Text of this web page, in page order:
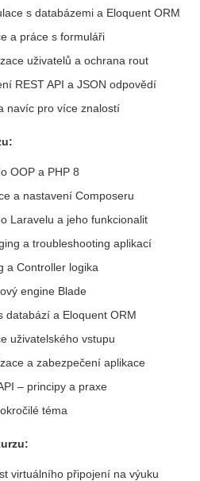
s databázemi a Eloquent ORM
a práce s formuláři
uživatelů a ochrana rout
REST API a JSON odpovědí
navíc pro více znalostí
OOP a PHP 8
a nastavení Composeru
Laravelu a jeho funkcionalit
a troubleshooting aplikací
a Controller logika
engine Blade
databází a Eloquent ORM
uživatelského vstupu
a zabezpečení aplikace
– principy a praxe
téma
virtuálního připojení na výuku